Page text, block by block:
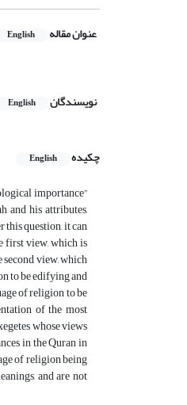
عنوان مقاله English
نویسندگان English
چکیده English
importance”
and his attributes,
question, it can
first view, which is
view, which
to be edifying and
of religion to be
of the most
whose views
in the Quran in
of religion being
and are not